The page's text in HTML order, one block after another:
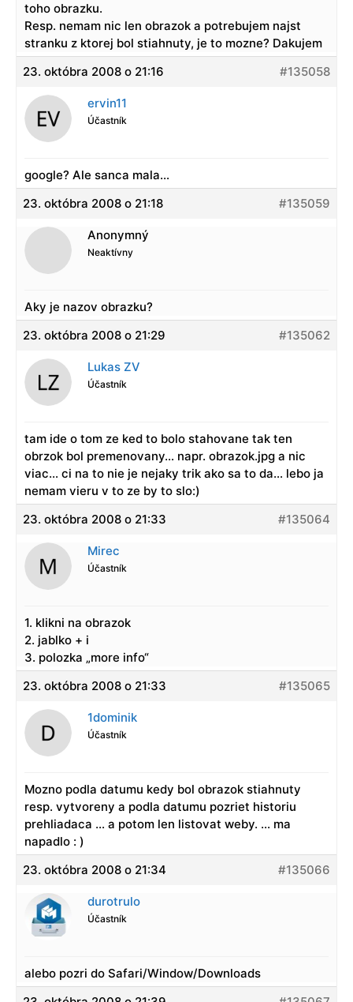
toho obrazku.
Resp. nemam nic len obrazok a potrebujem najst
stranku z ktorej bol stiahnuty, je to mozne? Dakujem
23. októbra 2008 o 21:16
#135058
ervin11
Účastník
google? Ale sanca mala…
23. októbra 2008 o 21:18
#135059
Anonymný
Neaktívny
Aky je nazov obrazku?
23. októbra 2008 o 21:29
#135062
Lukas ZV
Účastník
tam ide o tom ze ked to bolo stahovane tak ten
obrzok bol premenovany… napr. obrazok.jpg a nic
viac… ci na to nie je nejaky trik ako sa to da… lebo ja
nemam vieru v to ze by to slo:)
23. októbra 2008 o 21:33
#135064
Mirec
Účastník
1. klikni na obrazok
2. jablko + i
3. polozka „more info“
23. októbra 2008 o 21:33
#135065
1dominik
Účastník
Mozno podla datumu kedy bol obrazok stiahnuty
resp. vytvoreny a podla datumu pozriet historiu
prehliadaca … a potom len listovat weby. … ma
napadlo : )
23. októbra 2008 o 21:34
#135066
durotrulo
Účastník
alebo pozri do Safari/Window/Downloads